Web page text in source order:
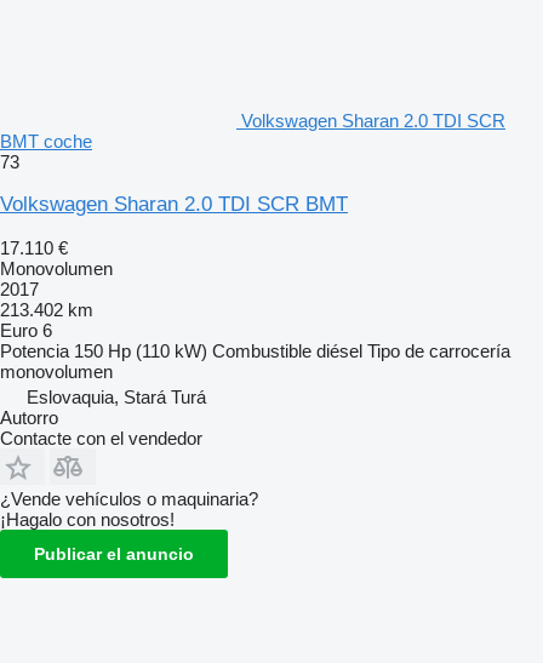
Volkswagen Sharan 2.0 TDI SCR
BMT coche
73
Volkswagen Sharan 2.0 TDI SCR BMT
17.110 €
Monovolumen
2017
213.402 km
Euro 6
Potencia 150 Hp (110 kW) Combustible diésel Tipo de carrocería
monovolumen
Eslovaquia, Stará Turá
Autorro
Contacte con el vendedor
¿Vende vehículos o maquinaria?
¡Hagalo con nosotros!
Publicar el anuncio